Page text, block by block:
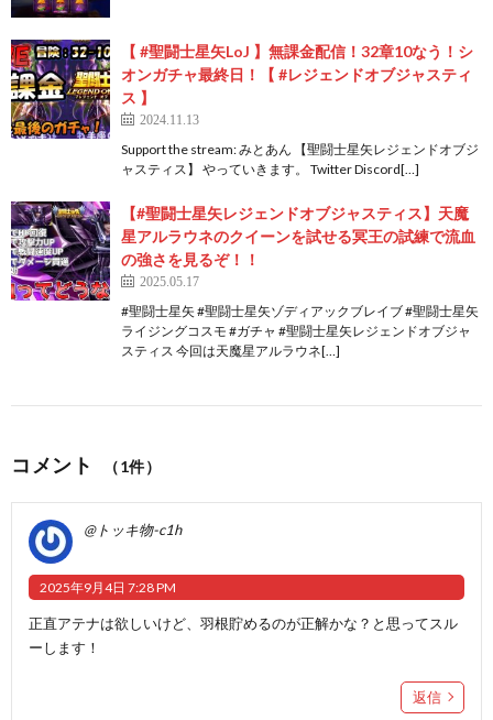
【 #聖闘士星矢LoJ 】無課金配信！32章10なう！シ
オンガチャ最終日！【 #レジェンドオブジャスティ
ス 】
2024.11.13
Support the stream: みとあん 【聖闘士星矢レジェンドオブジ
ャスティス】 やっていきます。 Twitter Discord[…]
【#聖闘士星矢レジェンドオブジャスティス】天魔
星アルラウネのクイーンを試せる冥王の試練で流血
の強さを見るぞ！！
2025.05.17
#聖闘士星矢 #聖闘士星矢ゾディアックブレイブ #聖闘士星矢
ライジングコスモ #ガチャ #聖闘士星矢レジェンドオブジャ
スティス 今回は天魔星アルラウネ[…]
コメント （1件）
@トッキ物-c1h
2025年9月4日 7:28 PM
正直アテナは欲しいけど、羽根貯めるのが正解かな？と思ってスル
ーします！
返信